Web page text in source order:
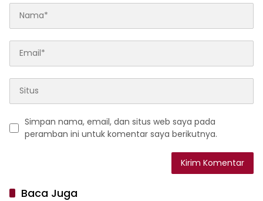
Simpan nama, email, dan situs web saya pada
peramban ini untuk komentar saya berikutnya.
Baca Juga